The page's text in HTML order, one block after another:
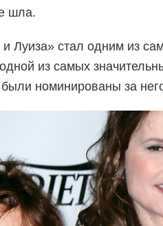
шла.
и Луиза» стал одним из
из самых
были номинированы за